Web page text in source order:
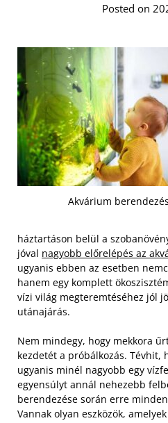
Posted on
Akvárium
háztartáson belül a
jóval nagyobb előrelépés az
ugyanis ebben az esetben
hanem egy komplett
vízi világ megteremtéséhez jól
utánajárás.
Nem mindegy, hogy mekkora
kezdetét a próbálkozás. Tévhit,
ugyanis minél nagyobb egy
egyensúlyt annál nehezebb
berendezése során erre
Vannak olyan eszközök,